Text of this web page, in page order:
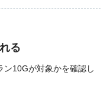
る
ン10Gが対象かを確認し